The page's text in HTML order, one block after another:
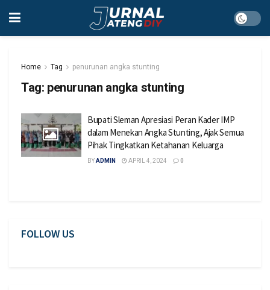
Home Tag penurunan angka stunting
Tag: penurunan angka stunting
Bupati Sleman Apresiasi Peran Kader IMP
dalam Menekan Angka Stunting, Ajak Semua
Pihak Tingkatkan Ketahanan Keluarga
BYADMIN APRIL 4, 2024 0
FOLLOW US